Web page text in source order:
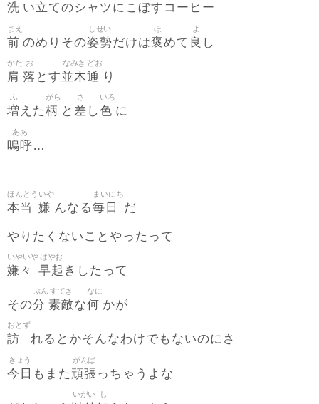
洗 い立てのシャツにこぼすコーヒー
前
まえ
のめりその姿勢
しせい
だけは褒
ほ
めて 良
よ
し
肩
かた
落
お
とす並木
なみき
通
どお
り
増
ふ
えた柄
がら
と 差
さ
し色
いろ
に
嗚呼
ああ
…
本当
ほんとう
嫌
いや
んなる毎日
まいにち
だ
やりたくないことやったって
嫌々
いやいや
早起
はやお
きしたって
その分
ぶん
素敵
すてき
な何
なに
かが
訪
おとず
れるとかそんなわけでもないのにさ
今日
きょう
もまた頑張
がんば
っちゃうよな
いがい し